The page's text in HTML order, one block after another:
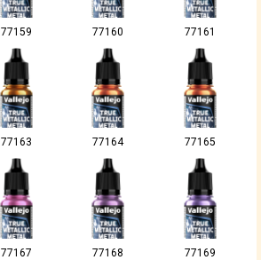
77159 77160 77161
77163 77164 77165
77167 77168 77169